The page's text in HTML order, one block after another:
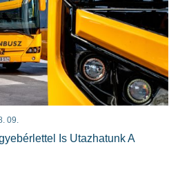
09.
Is Utazhatunk A